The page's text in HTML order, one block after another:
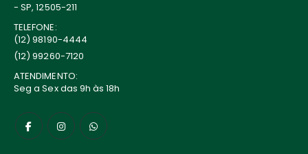
- SP, 12505-211
TELEFONE:
(12) 98190-4444
(12) 99260-7120
ATENDIMENTO:
Seg a Sex das 9h às 18h